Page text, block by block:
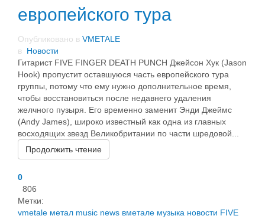
европейского тура
Опубликовано в VMETALE
в Новости
Гитарист FIVE FINGER DEATH PUNCH Джейсон Хук (Jason
Hook) пропустит оставшуюся часть европейского тура
группы, потому что ему нужно дополнительное время,
чтобы восстановиться после недавнего удаления
желчного пузыря. Его временно заменит Энди Джеймс
(Andy James), широко известный как одна из главных
восходящих звезд Великобритании по части шредовой...
Продолжить чтение
0
806
Метки:
vmetale метал music news вметале музыка новости FIVE